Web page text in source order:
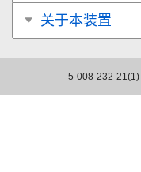
关于本装置
5-008-232-21(1)